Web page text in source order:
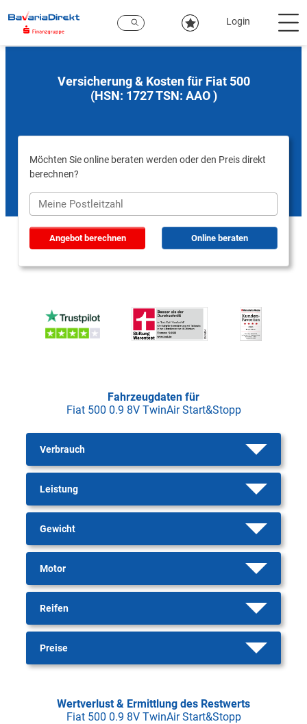
Hauptinhalt
Login
Versicherung & Kosten für Fiat 500
(HSN: 1727 TSN: AAO )
Möchten Sie online beraten werden oder den Preis direkt
berechnen?
Angebot berechnen Online beraten
Fahrzeugdaten für
Fiat 500 0.9 8V TwinAir Start&Stopp
Verbrauch
Leistung
Gewicht
Motor
Reifen
Preise
Wertverlust & Ermittlung des Restwerts
Fiat 500 0.9 8V TwinAir Start&Stopp